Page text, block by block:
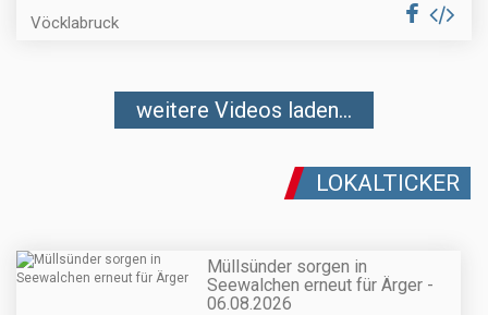
Vöcklabruck
weitere Videos laden...
LOKALTICKER
Müllsünder sorgen in
Seewalchen erneut für Ärger -
06.08.2026